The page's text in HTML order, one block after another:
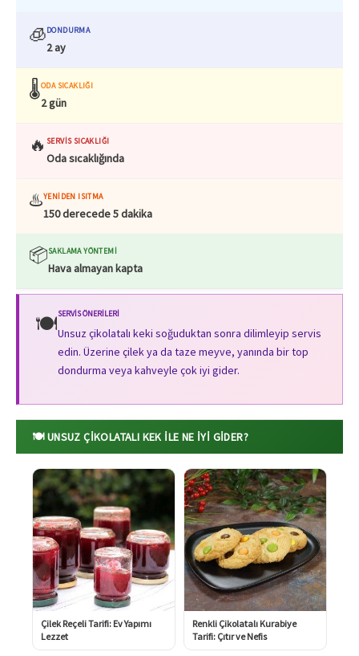
🧊DONDURMA
2 ay
🌡️ODA SICAKLIĞI
2 gün
🔥 SERVIS SICAKLIĞI
Oda sıcaklığında
♨️YENIDEN ISITMA
150 derecede 5 dakika
📦SAKLAMA YÖNTEMI
Hava almayan kapta
🍽️SERVIS ÖNERILERI
Unsuz çikolatalı keki soğuduktan sonra dilimleyip servis
edin. Üzerine çilek ya da taze meyve, yanında bir top
dondurma veya kahveyle çok iyi gider.
🍽️ UNSUZ ÇIKOLATALI KEK ILE NE İYI GIDER?
Çilek Reçeli Tarifi: Ev Yapımı
Lezzet
Renkli Çikolatalı Kurabiye
Tarifi: Çıtır ve Nefis